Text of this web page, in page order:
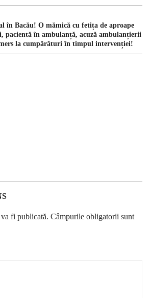
în Bacău! O mămică cu fetița de aproape
pacientă în ambulanță, acuză ambulanțierii
la cumpărături în timpul intervenției!
fi publicată. Câmpurile obligatorii sunt